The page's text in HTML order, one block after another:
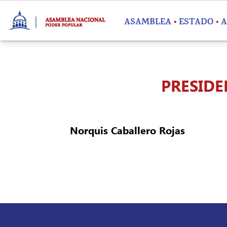
ASAMBLEA ESTADO
Norquis Caballero Rojas